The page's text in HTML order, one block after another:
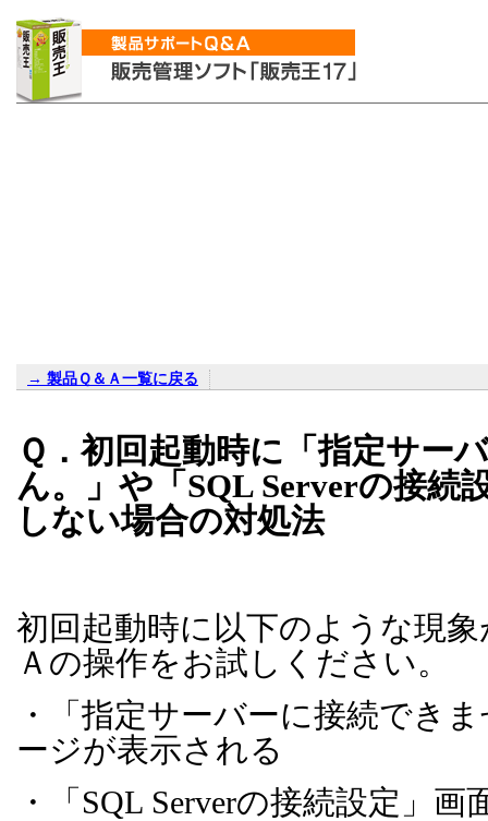
→ 製品Ｑ＆Ａ一覧に戻る
Ｑ．初回起動時に「指定サー
ん。」や「 SQL Serverの接続
しない場合の対処法
初回起動時に以下のような現
Ａの操作をお試しください。
・「指定サーバーに接続でき
ージが表示される
・「 SQL Serverの接続設定」画